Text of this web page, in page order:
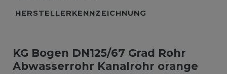
HERSTELLERKENNZEICHNUNG
KG Bogen DN125/67 Grad Rohr
Abwasserrohr Kanalrohr orange